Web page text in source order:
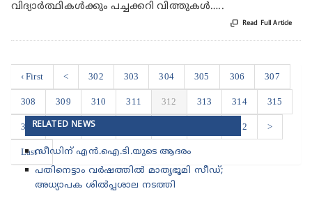
വിദ്യാർത്ഥികൾക്കും പച്ചക്കറി വിത്തുകൾ…..
 Read Full Article
‹ First < 302 303 304 305 306 307
308 309 310 311 312 313 314 315
316 317 318 322 >
Last ›
RELATED NEWS
സീഡിന് എൻ.ഐ.ടി.യുടെ ആദരം
പതിനെട്ടാം വർഷത്തിൽ മാതൃഭൂമി സീഡ്;
അധ്യാപക ശിൽപ്പശാല നടത്തി